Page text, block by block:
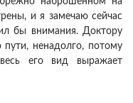
и я замечаю сейчас
бы внимания. Доктору
ненадолго, потому
его вид выражает